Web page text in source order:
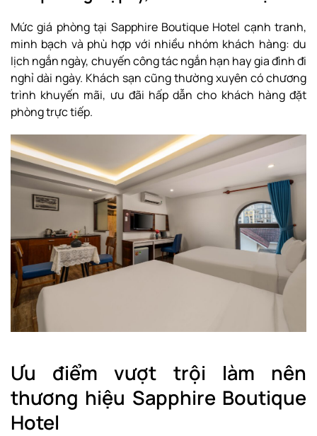
Mức giá phòng tại Sapphire Boutique Hotel cạnh tranh,
minh bạch và phù hợp với nhiều nhóm khách hàng: du
lịch ngắn ngày, chuyến công tác ngắn hạn hay gia đình đi
nghỉ dài ngày. Khách sạn cũng thường xuyên có chương
trình khuyến mãi, ưu đãi hấp dẫn cho khách hàng đặt
phòng trực tiếp.
Ưu điểm vượt trội làm nên
thương hiệu Sapphire Boutique
Hotel